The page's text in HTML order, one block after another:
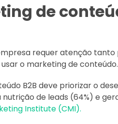
de
requer atenção
o marketing de conteúdo.
B2B deve priorizar o
nutrição de leads (64%) e
Institute (CMI).